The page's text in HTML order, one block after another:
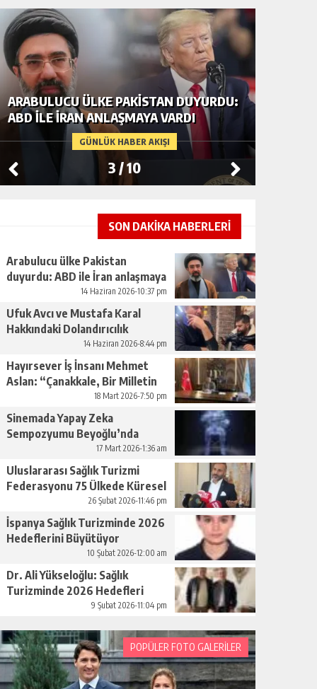
GÜNLÜK HABER AKIŞI
ARABULUCU ÜLKE PAKISTAN DUYURDU:
ABD ILE İRAN ANLAŞMAYA VARDI
3 /10
SON DAKİKA HABERLERİ
Arabulucu ülke Pakistan
duyurdu: ABD ile İran anlaşmaya
14 Haziran 2026-10:37 pm
Ufuk Avcı ve Mustafa Karal
Hakkındaki Dolandırıcılık
İddiaları Büyüyor14 Haziran 2026-8:44 pm
Hayırsever İş İnsanı Mehmet
Aslan: “Çanakkale, Bir Milletin
Yeniden Doğuşudur”18 Mart 2026-7:50 pm
Sinemada Yapay Zeka
Sempozyumu Beyoğlu’nda
17 Mart 2026-1:36 am
Uluslararası Sağlık Turizmi
Federasyonu 75 Ülkede Küresel
26 Şubat 2026-11:46 pm
İspanya Sağlık Turizminde 2026
Hedeflerini Büyütüyor
10 Şubat 2026-12:00 am
Dr. Ali Yükseloğlu: Sağlık
Turizminde 2026 Hedefleri
9 Şubat 2026-11:04 pm
POPÜLER FOTO GALERİLER